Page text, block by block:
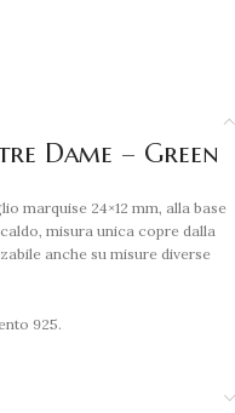
Dame – Green
marquise 24×12 mm, alla base
misura unica copre dalla
anche su misure diverse
925.